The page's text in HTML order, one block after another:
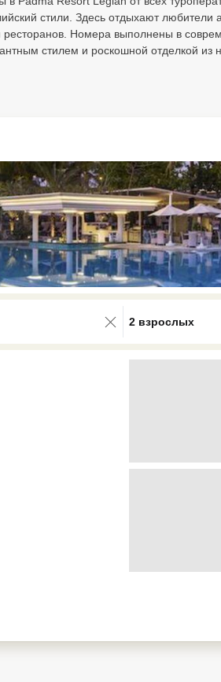
стили. Здесь отдыхают любители
Номера выполнены в
стилем и роскошной отделкой из
0 results
2 взрослых